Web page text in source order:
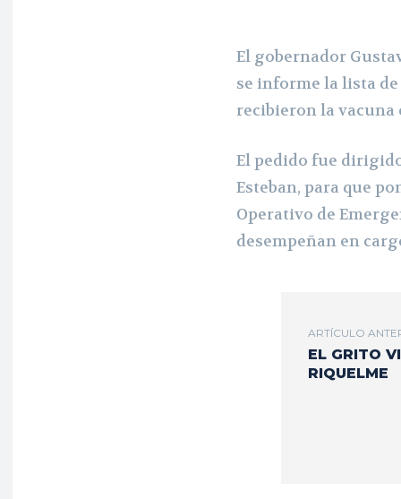
El gobernador
se informe la lista
recibieron la vacuna
El pedido fue
Esteban, para que
Operativo de
desempeñan en
ARTÍCULO
EL GRITO
RIQUELME